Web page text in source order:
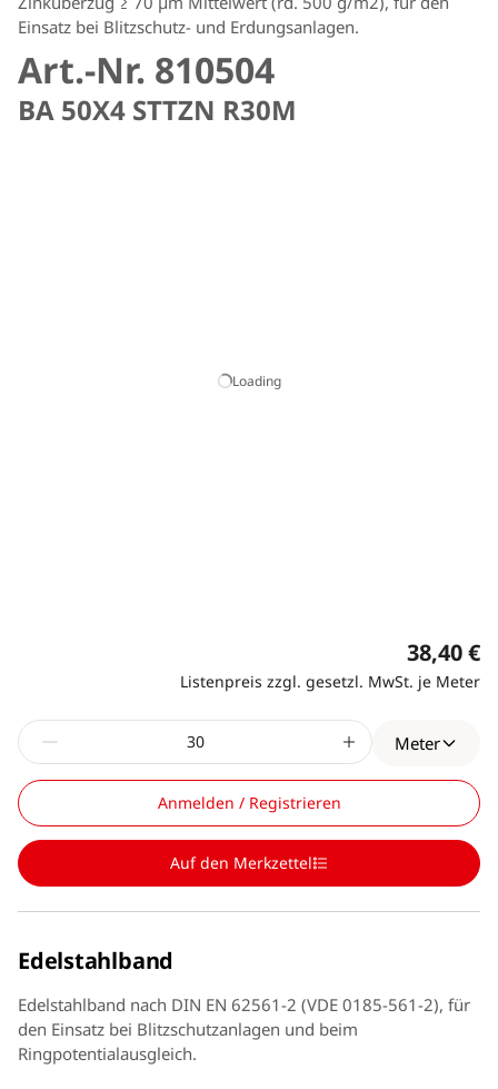
Einsatz bei Blitzschutz- und Erdungsanlagen.
Art.-Nr. 810504
BA 50X4 STTZN R30M
Loading
38,40 €
Listenpreis zzgl. gesetzl. MwSt. je Meter
Meter
Anmelden / Registrieren
Auf den Merkzettel
Edelstahlband
Edelstahlband nach DIN EN 62561-2 (VDE 0185-561-2), für
den Einsatz bei Blitzschutzanlagen und beim
Ringpotentialausgleich.